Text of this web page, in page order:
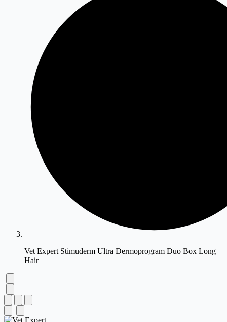
Vet Expert Stimuderm Ultra Dermoprogram Duo Box Long
Hair